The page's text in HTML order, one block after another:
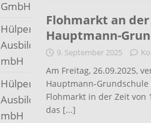
GmbH
Hülpert
Ausbildungsgesellschaft
mbH
Hülpert
Ausbildungsgesellschaft
mbH
Flohmarkt an
Hauptmann-
9. September 2025
Am Freitag, 26.09.2025,
Hauptmann-
Flohmarkt in der Zeit von
das [...]